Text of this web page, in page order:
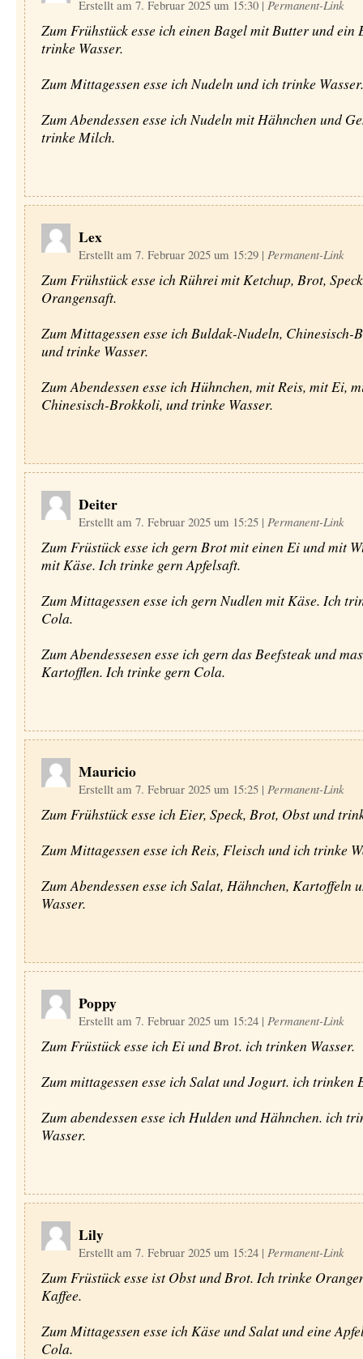
Erstellt am 7. Februar 2025 um 15:30 | Permanent-Link
Zum Frühstück esse ich einen Bagel mit Butter und ein
trinke Wasser.
Zum Mittagessen esse ich Nudeln und ich trinke Wasser.
Zum Abendessen esse ich Nudeln mit Hähnchen und
trinke Milch.
Lex
Erstellt am 7. Februar 2025 um 15:29 | Permanent-Link
Zum Frühstück esse ich Rührei mit Ketchup, Brot,
Orangensaft.
Zum Mittagessen esse ich Buldak-Nudeln, Chinesisch-
und trinke Wasser.
Zum Abendessen esse ich Hühnchen, mit Reis, mit Ei,
Chinesisch-Brokkoli, und trinke Wasser.
Deiter
Erstellt am 7. Februar 2025 um 15:25 | Permanent-Link
Zum Früstück esse ich gern Brot mit einen Ei und mit
mit Käse. Ich trinke gern Apfelsaft.
Zum Mittagessen esse ich gern Nudlen mit Käse. Ich
Cola.
Zum Abendessesen esse ich gern das Beefsteak und
Kartofflen. Ich trinke gern Cola.
Mauricio
Erstellt am 7. Februar 2025 um 15:25 | Permanent-Link
Zum Frühstück esse ich Eier, Speck, Brot, Obst und
Zum Mittagessen esse ich Reis, Fleisch und ich trinke
Zum Abendessen esse ich Salat, Hähnchen, Kartoffeln
Wasser.
Poppy
Erstellt am 7. Februar 2025 um 15:24 | Permanent-Link
Zum Früstück esse ich Ei und Brot. ich trinken Wasser.
Zum mittagessen esse ich Salat und Jogurt. ich trinken
Zum abendessen esse ich Hulden und Hähnchen. ich
Wasser.
Lily
Erstellt am 7. Februar 2025 um 15:24 | Permanent-Link
Zum Früstück esse ist Obst und Brot. Ich trinke
Kaffee.
Zum Mittagessen esse ich Käse und Salat und eine
Cola.